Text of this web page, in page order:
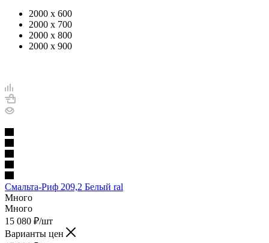
2000 х 600
2000 х 700
2000 х 800
2000 х 900
Смальта-Риф 209,2 Белый ral
Много
Много
15 080 ₽/шт
Варианты цен